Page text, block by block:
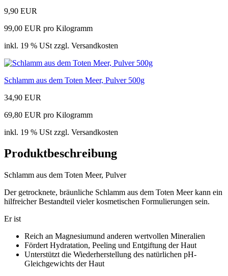
9,90 EUR
99,00 EUR pro Kilogramm
inkl. 19 % USt zzgl. Versandkosten
Schlamm aus dem Toten Meer, Pulver 500g
34,90 EUR
69,80 EUR pro Kilogramm
inkl. 19 % USt zzgl. Versandkosten
Produktbeschreibung
Schlamm aus dem Toten Meer, Pulver
Der getrocknete, bräunliche Schlamm aus dem Toten Meer kann ein
hilfreicher Bestandteil vieler kosmetischen Formulierungen sein.
Er ist
Reich an Magnesiumund anderen wertvollen Mineralien
Fördert Hydratation, Peeling und Entgiftung der Haut
Unterstützt die Wiederherstellung des natürlichen pH-
Gleichgewichts der Haut